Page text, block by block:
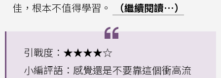
佳，根本不值得學習。
（繼續閱讀…）
引戰度：★★★★☆
小編評語：感覺還是不要靠這個衝高流